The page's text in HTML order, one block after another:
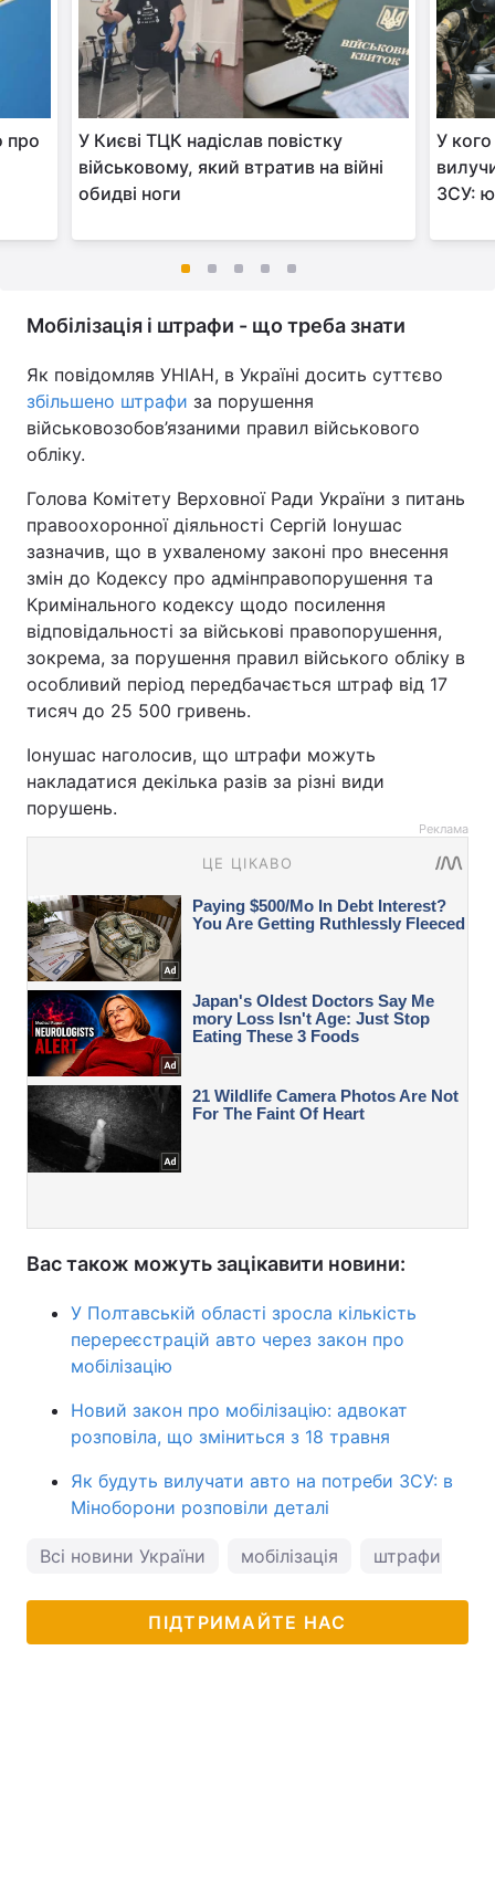
про
У Києві ТЦК надіслав повістку
військовому, який втратив на війні
обидві ноги
У
ЗСУ:
Мобілізація і штрафи - що треба знати
Як повідомляв УНІАН, в Україні досить суттєво
збільшено штрафи за порушення
військовозобов’язаними правил військового
обліку.
Голова Комітету Верховної Ради України з питань
правоохоронної діяльності Сергій Іонушас
зазначив, що в ухваленому законі про внесення
змін до Кодексу про адмінправопорушення та
Кримінального кодексу щодо посилення
відповідальності за військові правопорушення,
зокрема, за порушення правил війського обліку в
особливий період передбачається штраф від 17
тисяч до 25 500 гривень.
Іонушас наголосив, що штрафи можуть
накладатися декілька разів за різні види
порушень.
Реклама
Вас також можуть зацікавити новини:
У Полтавській області зросла кількість
перереєстрацій авто через закон про
мобілізацію
Новий закон про мобілізацію: адвокат
розповіла, що зміниться з 18 травня
Як будуть вилучати авто на потреби ЗСУ: в
Міноборони розповіли деталі
Всі новини України мобілізація штрафи
ПІДТРИМАЙТЕ НАС